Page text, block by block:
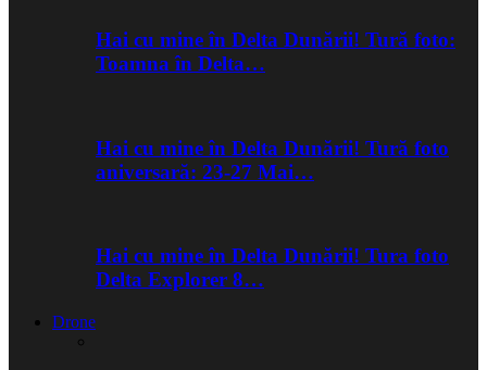
Hai cu mine în Delta Dunării! Tură foto:
Toamna în Delta…
Hai cu mine în Delta Dunării! Tură foto
aniversară: 23-27 Mai…
Hai cu mine în Delta Dunării! Tura foto
Delta Explorer 8…
Drone